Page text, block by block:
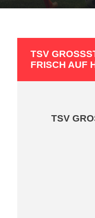
TSV
RISCH AUF
TSV